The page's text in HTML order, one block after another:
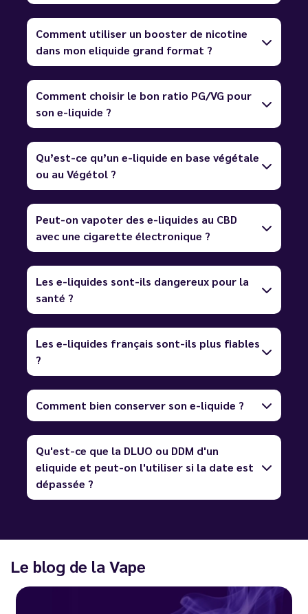
Comment utiliser un booster de nicotine
dans mon eliquide grand format ?
Comment choisir le bon ratio PG/VG pour
son e-liquide ?
Qu’est-ce qu’un e-liquide en base végétale
ou au Végétol ?
Peut-on vapoter des e-liquides au CBD
avec une cigarette électronique ?
Les e-liquides sont-ils dangereux pour la
santé ?
Les e-liquides français sont-ils plus fiables
?
Comment bien conserver son e-liquide ?
Qu'est-ce que la DLUO ou DDM d'un
eliquide et peut-on l'utiliser si la date est
dépassée ?
Le blog de la Vape